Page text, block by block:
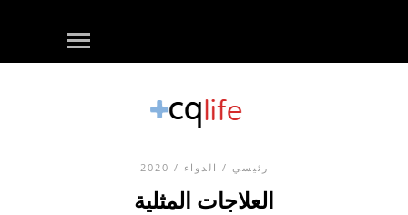
رئيسي / الدواء / 2020
العلاجات المثلية